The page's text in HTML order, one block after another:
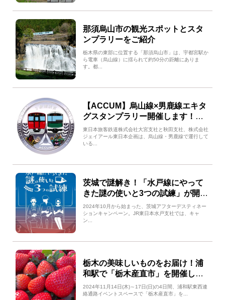
那須烏山市の観光スポットとスタ
ンプラリーをご紹介
栃木県の東部に位置する「那須烏山市」は、宇都宮駅か
ら電車（烏山線）に揺られて約50分の距離にありま
す。都...
【ACCUM】烏山線×男鹿線エキタ
グスタンプラリー開催します！
2024年11月22日（金）～2025年2
月28日（金）
東日本旅客鉄道株式会社大宮支社と秋田支社、株式会社
ジェイアール東日本企画は、烏山線・男鹿線で運行して
いる...
茨城で謎解き！「水戸線にやって
きた謎の使いと3つの試練」が開催
中！
2024年10月から始まった、茨城アフターデスティネー
ションキャンペーン。JR東日本水戸支社では、キャ
ン...
栃木の美味しいものをお届け！浦
和駅で「栃木産直市」を開催しま
す！
2024年11月14日(木)～17日(日)の4日間、浦和駅東西連
絡通路イベントスペースで「栃木産直市」を...